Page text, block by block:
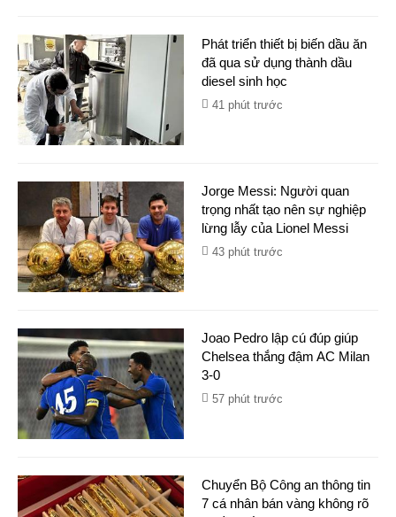
Phát triển thiết bị biến dầu ăn
đã qua sử dụng thành dầu
diesel sinh học
41 phút trước
Jorge Messi: Người quan
trọng nhất tạo nên sự nghiệp
lừng lẫy của Lionel Messi
43 phút trước
Joao Pedro lập cú đúp giúp
Chelsea thắng đậm AC Milan
3-0
57 phút trước
Chuyển Bộ Công an thông tin
7 cá nhân bán vàng không rõ